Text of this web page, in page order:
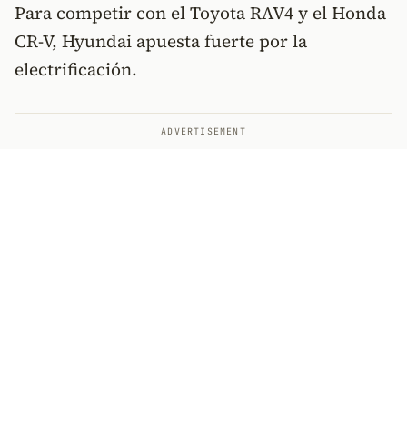
Para competir con el Toyota RAV4 y el Honda
CR-V, Hyundai apuesta fuerte por la
electrificación.
ADVERTISEMENT